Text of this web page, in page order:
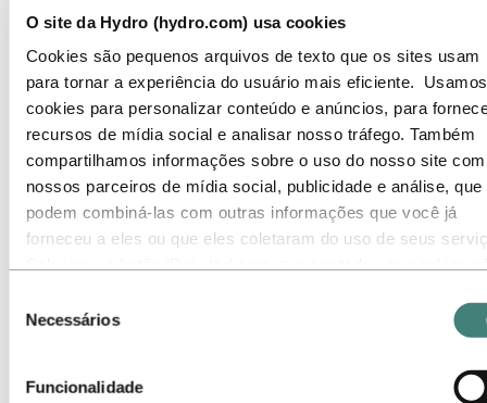
O site da Hydro (hydro.com) usa cookies
Cookies são pequenos arquivos de texto que os sites usam
para tornar a experiência do usuário mais eficiente. Usamos
cookies para personalizar conteúdo e anúncios, para
recursos de mídia social e analisar nosso tráfego. Também
compartilhamos informações sobre o uso do nosso site com
nossos parceiros de mídia social, publicidade e análise, que
podem combiná-las com outras informações que você já
forneceu a eles ou que eles coletaram do uso de seus
os cookies selecionados. Selecione o botão ‘Permitir todos’
configurações do seu navegador. Mas, lembre-se que ao
Necessários
Funcionalidade
Engenharia
Estratégia e desenvolvimento de negócios
Excelência operacional
Finanças e contabilidade
Gerenciamento de projetos
Gestão da cadeia de suprimentos
Jurídico
Manutenção
Pesquisa e Desenvolvimento
Recursos Humanos
Saúde, Segurança e Meio Ambiente (HSE)
Tecnologia da Informação
Jornada de recrutamento